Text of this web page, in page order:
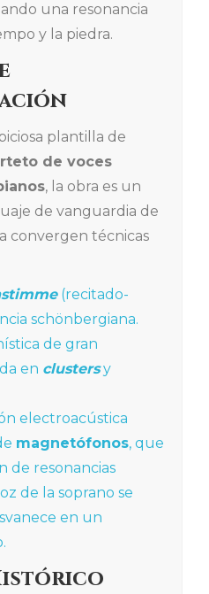
una resonancia
y la piedra.
plantilla de
de voces
, la obra es un
de vanguardia de
convergen técnicas
(recitado-
schönbergiana.
de gran
en clustersy
electroacústica
magnetófonos, que
de resonancias
de la soprano se
en un